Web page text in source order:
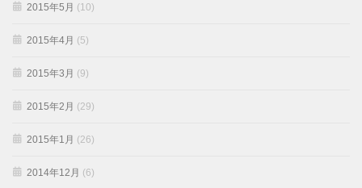
2015年5月 (10)
2015年4月 (5)
2015年3月 (9)
2015年2月 (29)
2015年1月 (26)
2014年12月 (6)